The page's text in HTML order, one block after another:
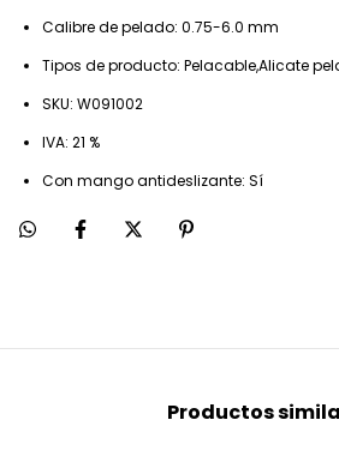
Calibre de pelado: 0.75-6.0 mm
Tipos de producto: Pelacable,Alicate
SKU: W091002
IVA: 21 %
Con mango antideslizante: Sí
Productos